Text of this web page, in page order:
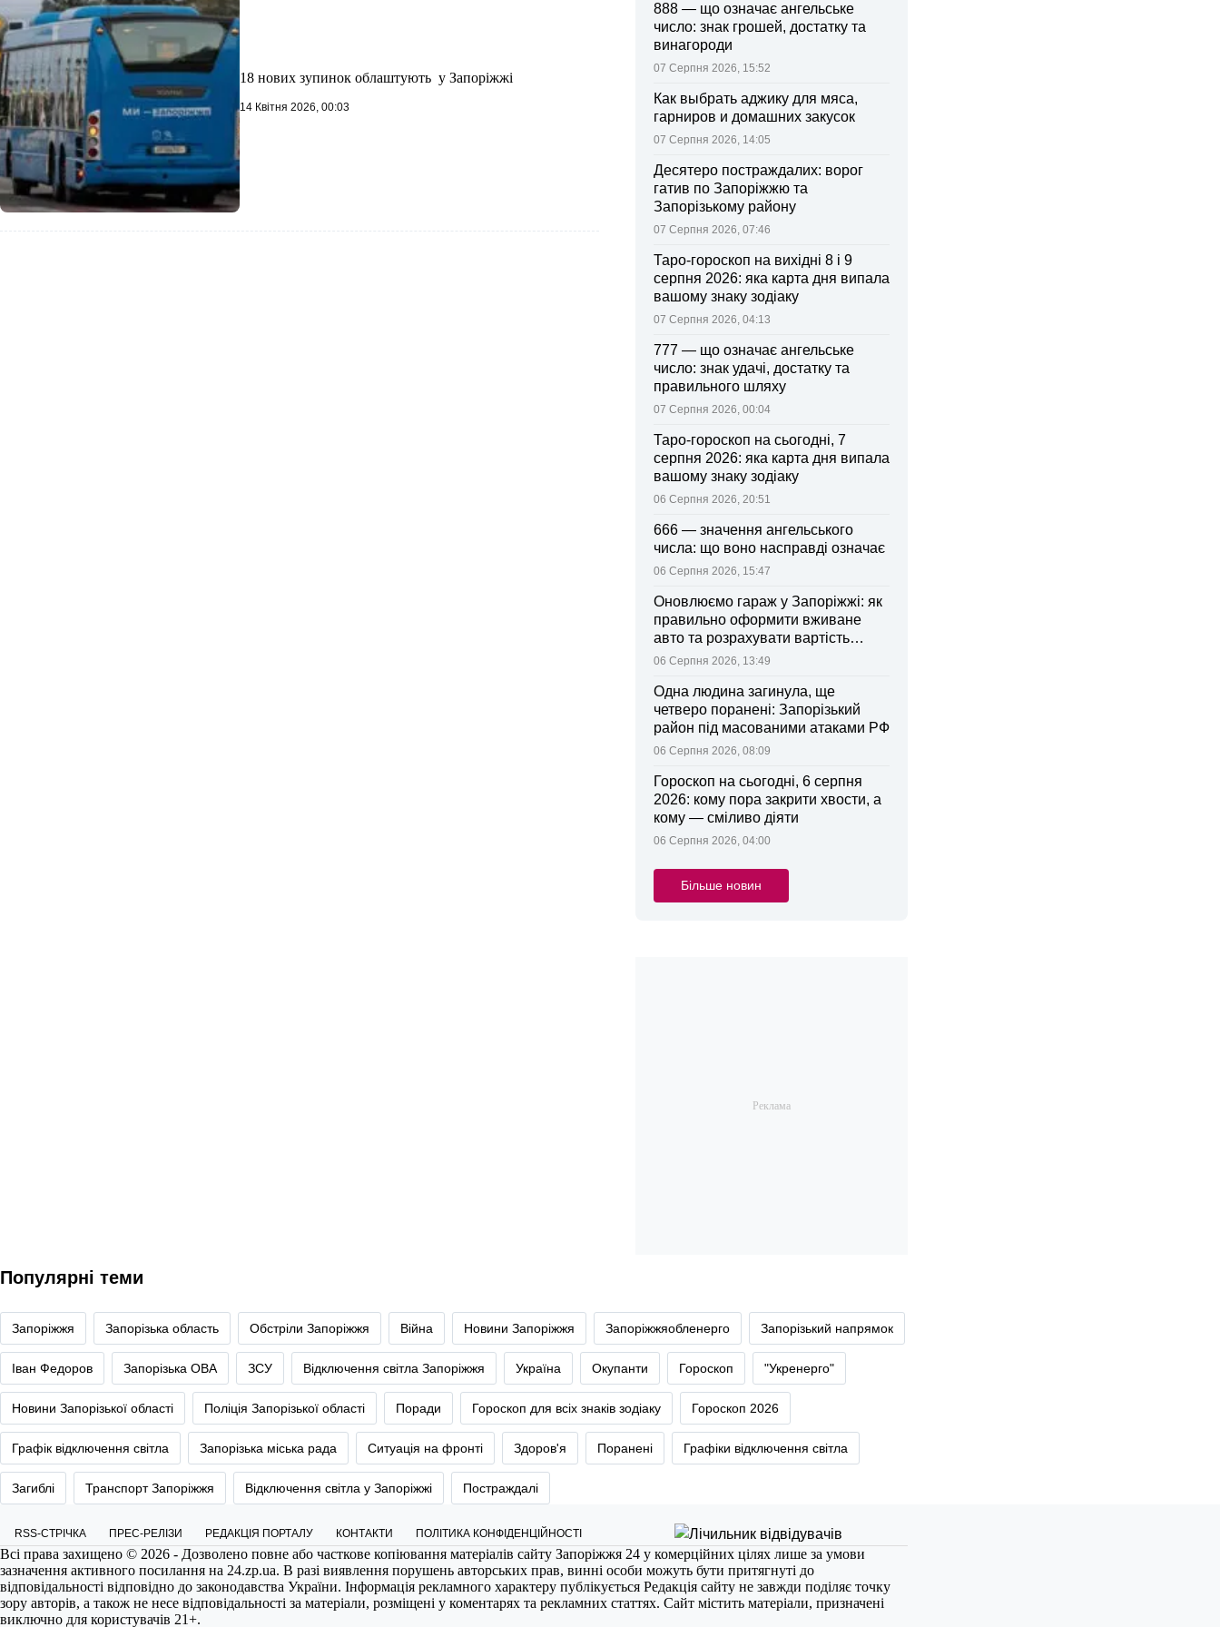
18 нових зупинок облаштують у Запоріжжі
14 Квітня 2026, 00:03
888 — що означає ангельське
число: знак грошей, достатку та
винагороди
07 Серпня 2026, 15:52
Как выбрать аджику для мяса,
гарниров и домашних закусок
07 Серпня 2026, 14:05
Десятеро постраждалих: ворог
гатив по Запоріжжю та
Запорізькому району
07 Серпня 2026, 07:46
Таро-гороскоп на вихідні 8 і 9
серпня 2026: яка карта дня випала
вашому знаку зодіаку
07 Серпня 2026, 04:13
777 — що означає ангельське
число: знак удачі, достатку та
правильного шляху
07 Серпня 2026, 00:04
Таро-гороскоп на сьогодні, 7
серпня 2026: яка карта дня випала
вашому знаку зодіаку
06 Серпня 2026, 20:51
666 — значення ангельського
числа: що воно насправді означає
06 Серпня 2026, 15:47
Оновлюємо гараж у Запоріжжі: як
правильно оформити вживане
авто та розрахувати вартість
поліса
06 Серпня 2026, 13:49
Одна людина загинула, ще
четверо поранені: Запорізький
район під масованими атаками РФ
06 Серпня 2026, 08:09
Гороскоп на сьогодні, 6 серпня
2026: кому пора закрити хвости, а
кому — сміливо діяти
06 Серпня 2026, 04:00
Більше новин
Популярні теми
Запоріжжя Запорізька область Обстріли Запоріжжя Війна Новини Запоріжжя Запоріжжяобленерго Запорізький напрямок
Іван Федоров Запорізька ОВА ЗСУ Відключення світла Запоріжжя Україна Окупанти Гороскоп "Укренерго"
Новини Запорізької області Поліція Запорізької області Поради Гороскоп для всіх знаків зодіаку Гороскоп 2026
Графік відключення світла Запорізька міська рада Ситуація на фронті Здоров'я Поранені Графіки відключення світла
Загиблі Транспорт Запоріжжя Відключення світла у Запоріжжі Постраждалі
RSS-СТРІЧКА ПРЕС-РЕЛІЗИ РЕДАКЦІЯ ПОРТАЛУ КОНТАКТИ ПОЛІТИКА КОНФІДЕНЦІЙНОСТІ
Всі права захищено © 2026 - Дозволено повне або часткове копіювання матеріалів сайту Запоріжжя 24 у комерційних цілях лише за умови
зазначення активного посилання на 24.zp.ua. В разі виявлення порушень авторських прав, винні особи можуть бути притягнуті до
відповідальності відповідно до законодавства України. Інформація рекламного характеру публікується Редакція сайту не завжди поділяє точку
зору авторів, а також не несе відповідальності за матеріали, розміщені у коментарях та рекламних статтях. Сайт містить матеріали, призначені
виключно для користувачів 21+.